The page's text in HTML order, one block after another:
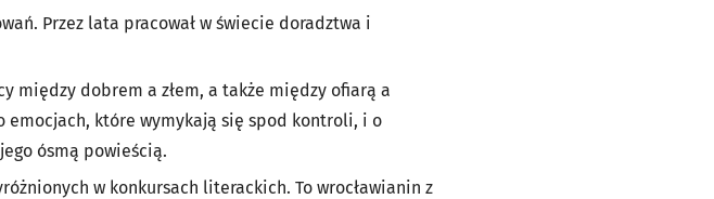
Przez lata pracował w świecie doradztwa i
między dobrem a złem, a także między ofiarą a
emocjach, które wymykają się spod kontroli, i o
ósmą powieścią.
w konkursach literackich. To wrocławianin z